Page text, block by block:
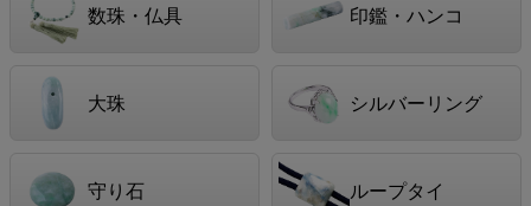
数珠・仏具 印鑑・ハンコ
大珠 シルバーリング
守り石 ループタイ